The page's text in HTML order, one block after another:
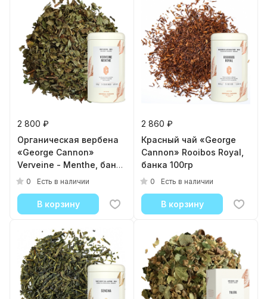
2 800 ₽
Органическая вербена
«George Cannon»
Verveine - Menthe, банка
100гр
0 Есть в наличии
В корзину
2 860 ₽
Красный чай «George
Cannon» Rooibos Royal,
банка 100гр
0 Есть в наличии
В корзину